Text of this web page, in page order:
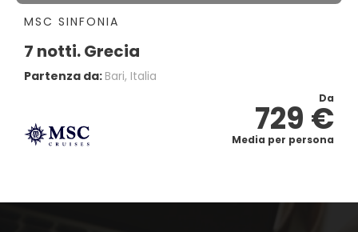
MSC SINFONIA
7 notti. Grecia
Partenza da: Bari, Italia
Da
729 €
Media per persona